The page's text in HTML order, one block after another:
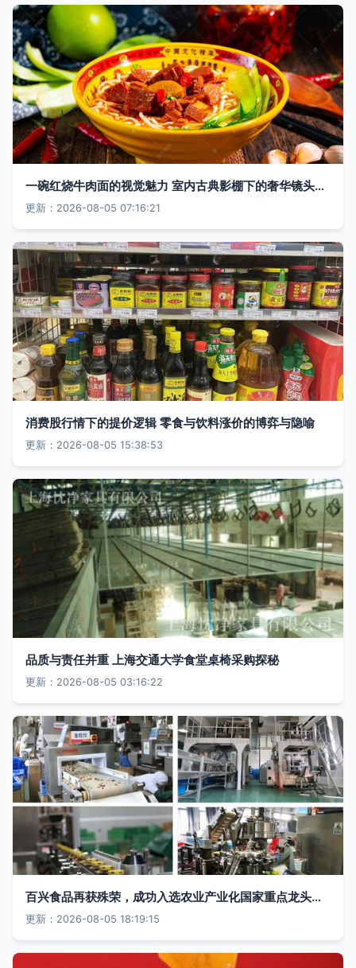
一碗红烧牛肉面的视觉魅力 室内古典影棚下的奢华镜头表达
更新：2026-08-05 07:16:21
消费股行情下的提价逻辑 零食与饮料涨价的博弈与隐喻
更新：2026-08-05 15:38:53
品质与责任并重 上海交通大学食堂桌椅采购探秘
更新：2026-08-05 03:16:22
百兴食品再获殊荣，成功入选农业产业化国家重点龙头企业
更新：2026-08-05 18:19:15